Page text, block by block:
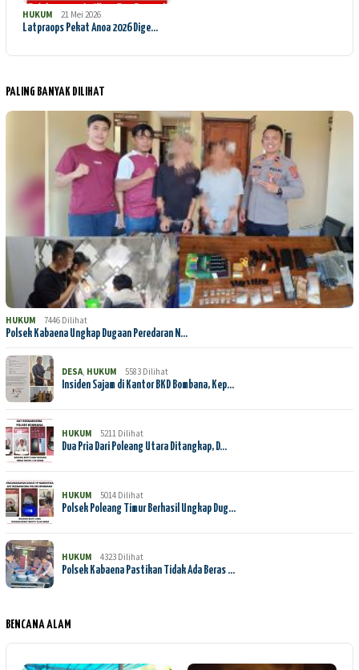
HUKUM
21 Mei 2026
Latpraops Pekat Anoa 2026 Dige…
PALING BANYAK DILIHAT
HUKUM
7446 Dilihat
Polsek Kabaena Ungkap Dugaan Peredaran N…
DESA HUKUM
5583 Dilihat
Insiden Sajam di Kantor BKD Bombana, Kep…
HUKUM
5211 Dilihat
Dua Pria Dari Poleang Utara Ditangkap, D…
HUKUM
5014 Dilihat
Polsek Poleang Timur Berhasil Ungkap Dug…
HUKUM
4323 Dilihat
Polsek Kabaena Pastikan Tidak Ada Beras …
BENCANA ALAM